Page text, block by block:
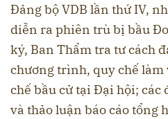
Đảng bộ VDB lần thứ IV,
diễn ra phiên trù bị bầu
ký, Ban Thẩm tra tư cách
chương trình, quy chế
chế bầu cử tại Đại hội; các
và thảo luận báo cáo tổng